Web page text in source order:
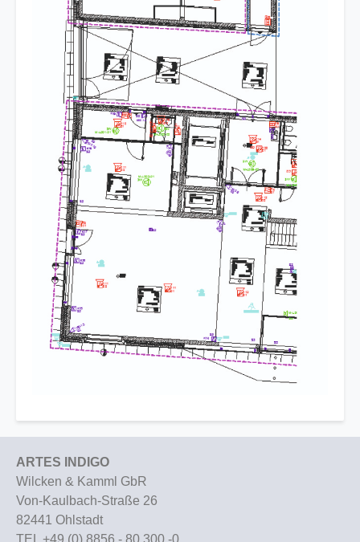
ARTES INDIGO
Wilcken & Kamml GbR
Von-Kaulbach-Straße 26
82441 Ohlstadt
TEL +49 (0) 8856 - 80 300 -0